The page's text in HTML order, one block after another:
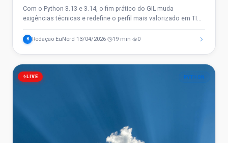
Com o Python 3.13 e 3.14, o fim prático do GIL muda
exigências técnicas e redefine o perfil mais valorizado em TI
R Redação EuNerd 13/04/2026 19 min 0
LIVE PYTHON